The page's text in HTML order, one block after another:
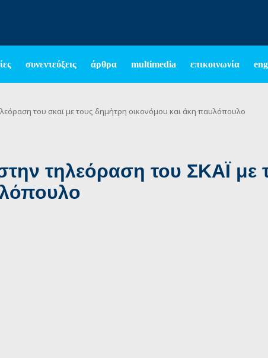
συνεντεύξεις άρθρα multimedia επικοινωνία
του σκαϊ με τους δημήτρη οικονόμου και άκη παυλόπουλο
τηλεόραση του ΣΚΑΪ με